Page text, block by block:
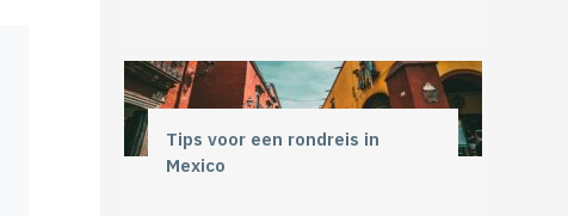
Tips voor een rondreis in
Mexico